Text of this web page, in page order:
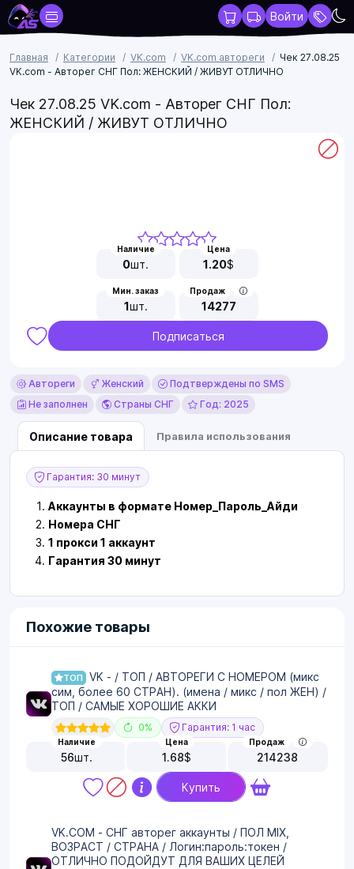
Войти
Главная Категории VK.com VK.com автореги
Чек 27.08.25
VK.com - Авторег СНГ Пол: ЖЕНСКИЙ / ЖИВУТ ОТЛИЧНО
Чек 27.08.25 VK.com - Авторег СНГ Пол:
ЖЕНСКИЙ / ЖИВУТ ОТЛИЧНО
Наличие
0шт.
Цена
1.20$
Мин. заказ
1шт.
Продаж
14277
Подписаться
Автореги Женский
Подтверждены по SMS
Не заполнен
Страны СНГ Год: 2025
Описание товара Правила использования
Гарантия: 30 минут
Аккаунты в формате Номер_Пароль_Айди
Номера СНГ
1 прокси 1 аккаунт
Гарантия 30 минут
Похожие товары
ТОП
VK - / ТОП / АВТОРЕГИ С НОМЕРОМ (микс
сим, более 60 СТРАН). (имена / микс / пол ЖЕН) /
ТОП / САМЫЕ ХОРОШИЕ АККИ
0% Гарантия: 1 час
Наличие
56шт.
Цена
1.68$
Продаж
214238
Купить
VK.COM - СНГ авторег аккаунты / ПОЛ MIX,
ВОЗРАСТ / СТРАНА / Логин:пароль:токен /
ОТЛИЧНО ПОДОЙДУТ ДЛЯ ВАШИХ ЦЕЛЕЙ